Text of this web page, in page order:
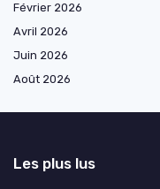
Février 2026
Avril 2026
Juin 2026
Août 2026
Les plus lus